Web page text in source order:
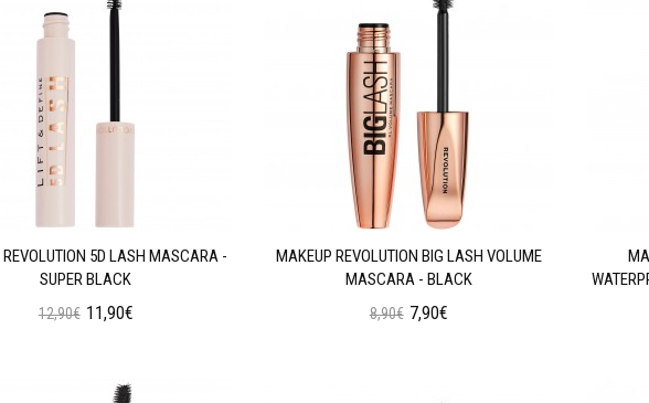
5D LASH MASCARA -
SUPER BLACK
12,90€ 11,90€
MAKEUP REVOLUTION BIG LASH VOLUME
MASCARA - BLACK
8,90€ 7,90€